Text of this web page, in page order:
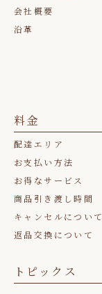
会社概要
沿革
料金
配達エリア
お支払い方法
お得なサービス
商品引き渡し時間
キャンセルについて
返品交換について
トピックス